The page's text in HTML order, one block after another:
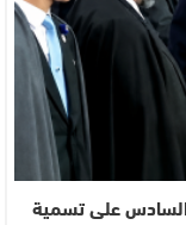
على تسمية